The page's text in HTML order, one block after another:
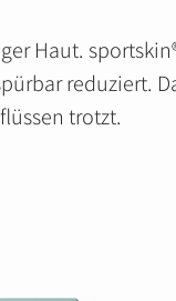
Haut.
reduziert.
trotzt.